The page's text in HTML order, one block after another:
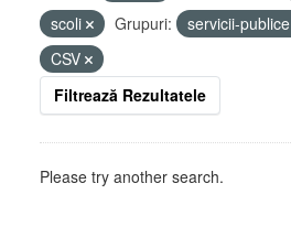
scoli
Grupuri: servicii-publice
CSV
Filtrează Rezultatele
Please try another search.